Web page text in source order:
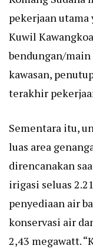
pekerjaan
Kuwil
bendungan/main
kawasan,
terakhir
Sementara itu,
luas area
direncanakan
irigasi seluas
penyediaan air
konservasi air
2,43 megawatt.